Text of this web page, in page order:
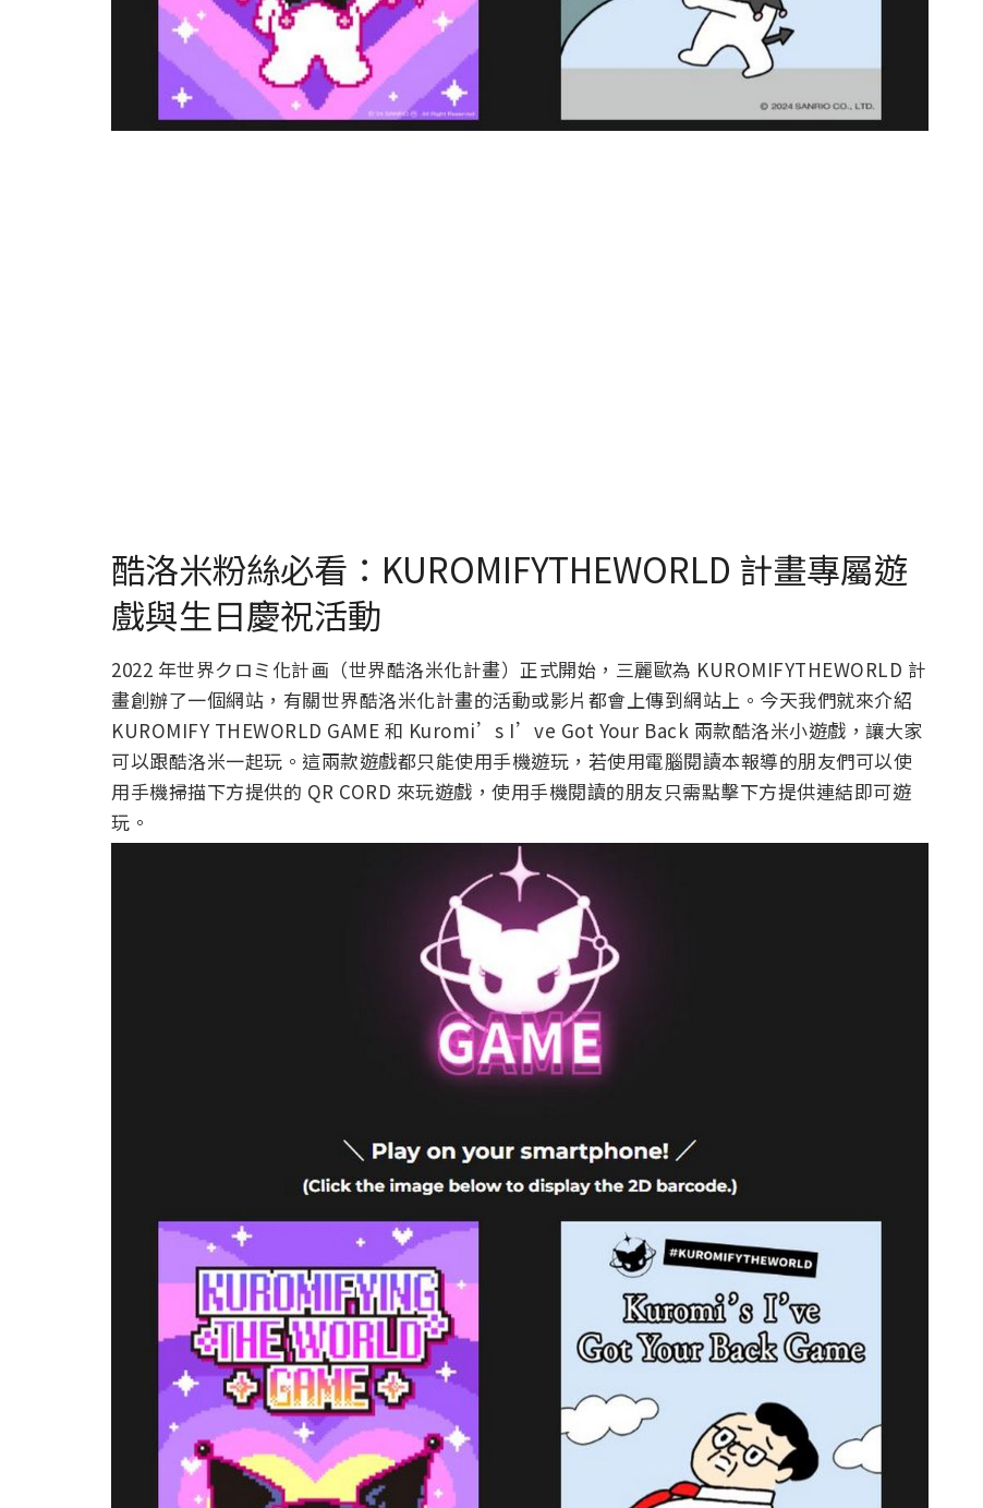
酷洛米粉絲必看：KUROMIFYTHEWORLD 計畫專屬遊
戲與生日慶祝活動
2022 年世界クロミ化計画（世界酷洛米化計畫）正式開始，三麗歐為 KUROMIFYTHEWORLD 計
畫創辦了一個網站，有關世界酷洛米化計畫的活動或影片都會上傳到網站上。今天我們就來介紹
KUROMIFY THEWORLD GAME 和 Kuromi’s I’ve Got Your Back 兩款酷洛米小遊戲，讓大家
可以跟酷洛米一起玩。這兩款遊戲都只能使用手機遊玩，若使用電腦閱讀本報導的朋友們可以使
用手機掃描下方提供的 QR CORD 來玩遊戲，使用手機閱讀的朋友只需點擊下方提供連結即可遊
玩。